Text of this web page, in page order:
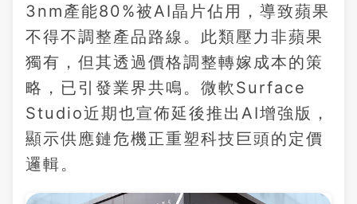
3nm產能80%被AI晶片佔用，導致蘋果
不得不調整產品路線。此類壓力非蘋果
獨有，但其透過價格調整轉嫁成本的策
略，已引發業界共鳴。微軟Surface
Studio近期也宣佈延後推出AI增強版，
顯示供應鏈危機正重塑科技巨頭的定價
邏輯。